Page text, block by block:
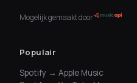
Mogelijk gemaakt door
Populair
Spotify → Apple Music